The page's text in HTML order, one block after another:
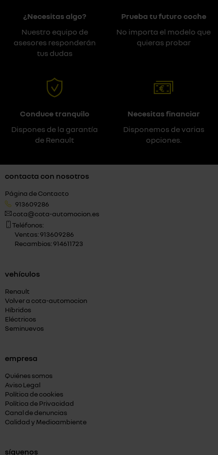
¿Necesitas algo?
Nuestro equipo de
asesores responderán
tus dudas
Prueba tu futuro coche
No importa el modelo que
quieras probar
Conduce tranquilo
Dispones de la garantía
de Renault
Necesitas financiar
Disponemos de varias
opciones.
contacta con nosotros
Página de Contacto
913609286
cota@cota-automocion.es
Teléfonos:
Ventas: 913609286
Recambios: 914611723
vehículos
Renault
Volver a cota-automocion
Híbridos
Eléctricos
Seminuevos
empresa
Quiénes somos
Aviso Legal
Política de cookies
Política de Privacidad
Canal de denuncias
Calidad y Medioambiente
síguenos